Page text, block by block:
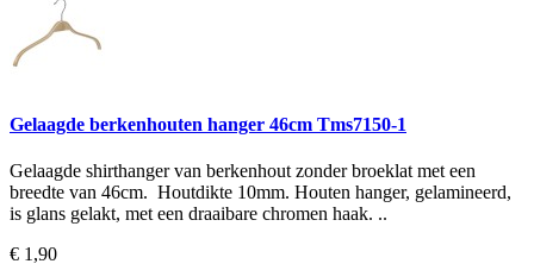
Gelaagde berkenhouten hanger 46cm Tms7150-1
Gelaagde shirthanger van berkenhout zonder broeklat met een
breedte van 46cm. Houtdikte 10mm. Houten hanger, gelamineerd,
is glans gelakt, met een draaibare chromen haak. ..
€ 1,90